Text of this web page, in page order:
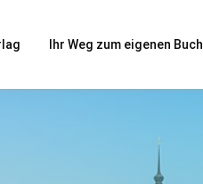
Ihr Weg zum eigenen Buch